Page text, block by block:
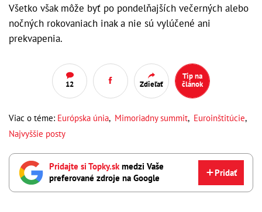
Všetko však môže byť po pondelňajších večerných alebo
nočných rokovaniach inak a nie sú vylúčené ani
prekvapenia.
12 Zdieľať
Tip na
článok
Viac o téme: Európska únia, Mimoriadny summit, Euroinštitúcie,
Najvyššie posty
Pridajte si Topky.skmedzi Vaše
preferované zdroje na Google
Pridať